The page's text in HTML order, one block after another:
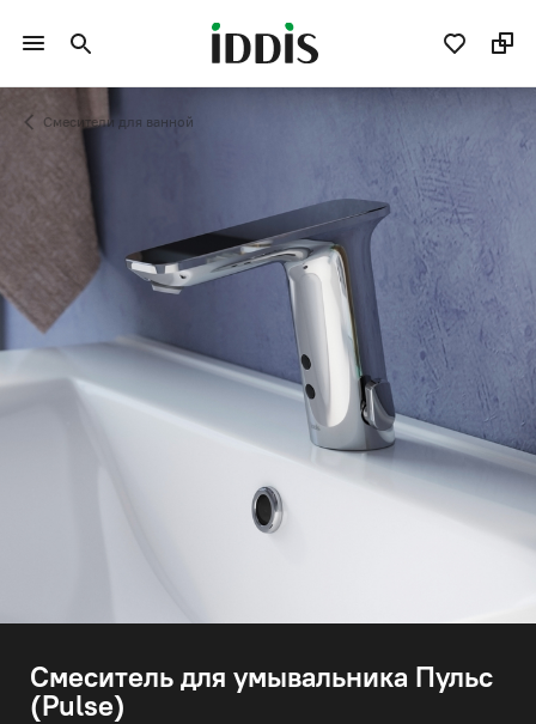
Смесители для ванной
Смеситель для умывальника Пульс
(Pulse)